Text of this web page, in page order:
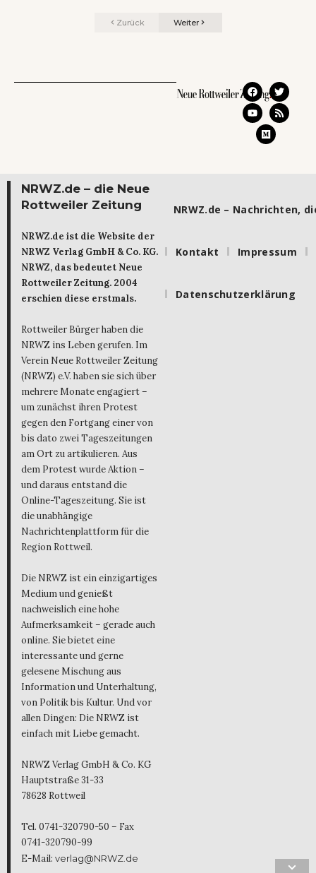
Zurück Weiter
NRWZ.de – die Neue
Rottweiler Zeitung
NRWZ.de ist die Website der
NRWZ Verlag GmbH & Co. KG.
NRWZ, das bedeutet Neue
Rottweiler Zeitung. 2004
erschien diese erstmals.
Rottweiler Bürger haben die
NRWZ ins Leben gerufen. Im
Verein Neue Rottweiler Zeitung
(NRWZ) e.V. haben sie sich über
mehrere Monate engagiert –
um zunächst ihren Protest
gegen den Fortgang einer von
bis dato zwei Tageszeitungen
am Ort zu artikulieren. Aus
dem Protest wurde Aktion –
und daraus entstand die
Online-Tageszeitung. Sie ist
die unabhängige
Nachrichtenplattform für die
Region Rottweil.
Die NRWZ ist ein einzigartiges
Medium und genießt
nachweislich eine hohe
Aufmerksamkeit – gerade auch
online. Sie bietet eine
interessante und gerne
gelesene Mischung aus
Information und Unterhaltung,
von Politik bis Kultur. Und vor
allen Dingen: Die NRWZ ist
einfach mit Liebe gemacht.
NRWZ Verlag GmbH & Co. KG
Hauptstraße 31-33
78628 Rottweil
Tel. 0741-320790-50 – Fax
0741-320790-99
E-Mail: verlag@NRWZ.de
NRWZ.de – Nachrichten,
Kontakt Impressum
Datenschutzerklärung